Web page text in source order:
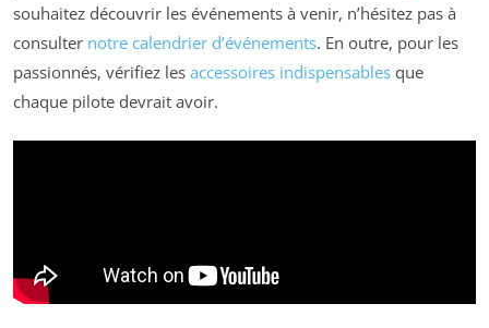
souhaitez découvrir les événements à venir, n’hésitez pas à
consulter notre calendrier d’événements. En outre, pour les
passionnés, vérifiez les accessoires indispensables que
chaque pilote devrait avoir.